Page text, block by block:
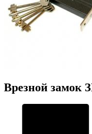
Врезной замок